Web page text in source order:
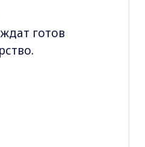
готов